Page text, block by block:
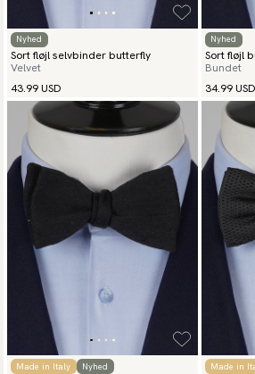
Nyhed
Sort fløjl selvbinder butterfly
Velvet
43.99 USD
Nyhed
Sort fløjl
Bundet
34.99 USD
Made in Italy Nyhed Made in